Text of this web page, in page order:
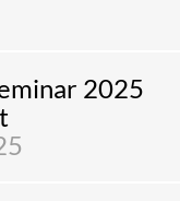
2025